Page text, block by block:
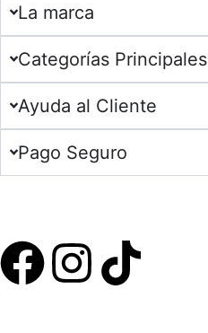
La marca​
Categorías Principales​
Ayuda al Cliente​
Pago Seguro​